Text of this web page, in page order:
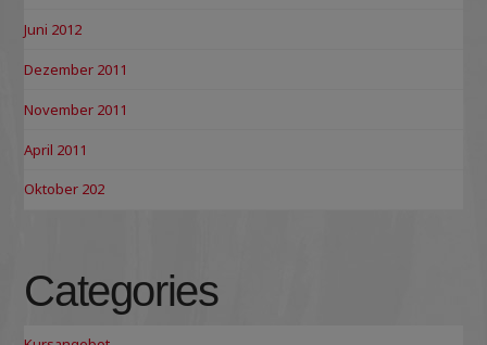
Juni 2012
Dezember 2011
November 2011
April 2011
Oktober 202
Categories